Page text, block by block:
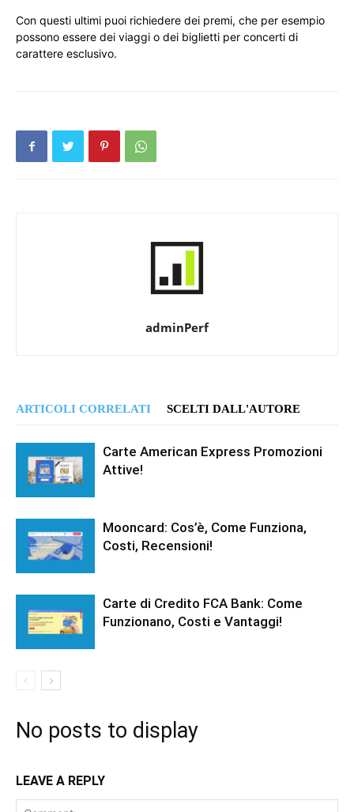
Con questi ultimi puoi richiedere dei premi, che per esempio
possono essere dei viaggi o dei biglietti per concerti di
carattere esclusivo.
adminPerf
ARTICOLI CORRELATI SCELTI DALL'AUTORE
Carte American Express Promozioni
Attive!
Mooncard: Cos’è, Come Funziona,
Costi, Recensioni!
Carte di Credito FCA Bank: Come
Funzionano, Costi e Vantaggi!
No posts to display
LEAVE A REPLY